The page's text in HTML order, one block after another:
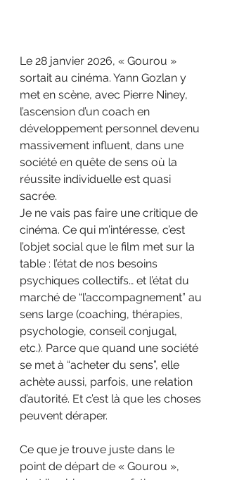
Le 28 janvier 2026, « Gourou »
sortait au cinéma. Yann Gozlan y
met en scène, avec Pierre Niney,
l’ascension d’un coach en
développement personnel devenu
massivement influent, dans une
société en quête de sens où la
réussite individuelle est quasi
sacrée.
Je ne vais pas faire une critique de
cinéma. Ce qui m’intéresse, c’est
l’objet social que le film met sur la
table : l’état de nos besoins
psychiques collectifs… et l’état du
marché de “l’accompagnement” au
sens large (coaching, thérapies,
psychologie, conseil conjugal,
etc.). Parce que quand une société
se met à “acheter du sens”, elle
achète aussi, parfois, une relation
d’autorité. Et c’est là que les choses
peuvent déraper.
Ce que je trouve juste dans le
point de départ de « Gourou »,